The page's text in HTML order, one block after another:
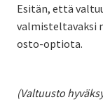
Esitän, että
valmisteltavaksi
osto-optiota.
(Valtuusto